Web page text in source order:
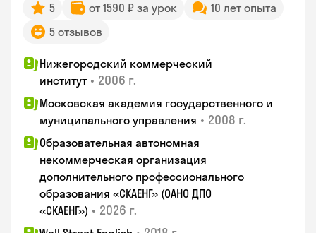
5 от 1590 ₽ за урок
10 лет опыта
5 отзывов
Нижегородский коммерческий
институт • 2006 г.
Московская академия государственного и
муниципального управления • 2008 г.
Образовательная автономная
некоммерческая организация
дополнительного профессионального
образования «СКАЕНГ» (ОАНО ДПО
«СКАЕНГ») • 2026 г.